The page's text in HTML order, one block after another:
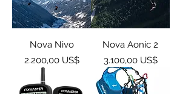
Nova Nivo
Giá
2.200,00 US$
Nova Aonic 2
Giá
3.100,00 US$